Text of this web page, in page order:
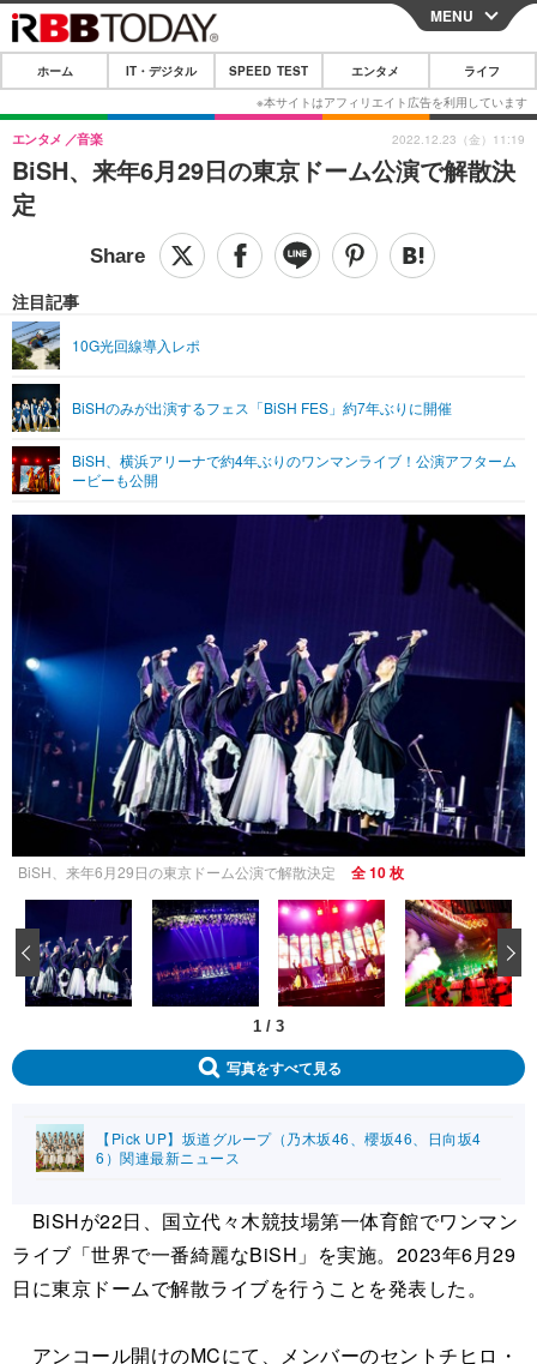
CLOSE
ホーム
IT・デジタル
IT・デジタルTOP スマートフォン
ショッピング その他
SPEED TEST
エンタメTOP 映画・ドラマ
グラビア ブログ
ショッピング その他
ライフTOP
リリース一覧
プッシュ通知の停止方法
MENU
ホーム IT・デジタル SPEED TEST エンタメ ライフ
BiSH、来年6月29日の東京ドーム公演で解散決
定
エンタメ 音楽
注目記事
10G光回線導入レポ
BiSHのみが出演するフェス「BiSH FES」約7年ぶりに開催
BiSH、横浜アリーナで約4年ぶりのワンマンライブ！公演アフターム
ービーも公開
2022.12.23（金）11:19
BiSH、来年6月29日の東京ドーム公演で解散決定 全 10 枚
1 / 3
‹
写真をすべて見る
【Pick UP】坂道グループ（乃木坂46、櫻坂46、日向坂4
6）関連最新ニュース
BiSHが22日、国立代々木競技場第一体育館でワンマン
ライブ「世界で一番綺麗なBiSH」を実施。2023年6月29
日に東京ドームで解散ライブを行うことを発表した。
アンコール開けのMCにて、メンバーのセントチヒロ・